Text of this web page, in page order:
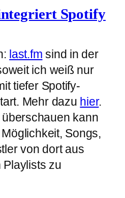
Spotify
last.fm sind in der
ich weiß nur
tiefer Spotify-
Mehr dazu hier.
kann
Songs,
von dort aus
Playlists zu